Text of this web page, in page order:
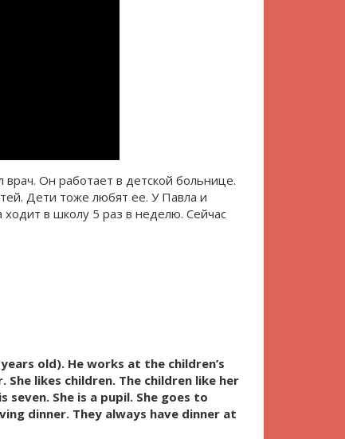
врач. Он работает в детской больнице.
Дети тоже любят ее. У Павла и
в школу 5 раз в неделю. Сейчас
old). He works at the children’s
She likes children. The children like her
seven. She is a pupil. She goes to
dinner. They always have dinner at